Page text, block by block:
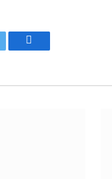
فيسبوك